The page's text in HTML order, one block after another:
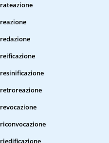
rateazione
reazione
redazione
reificazione
resinificazione
retroreazione
revocazione
riconvocazione
riedificazione